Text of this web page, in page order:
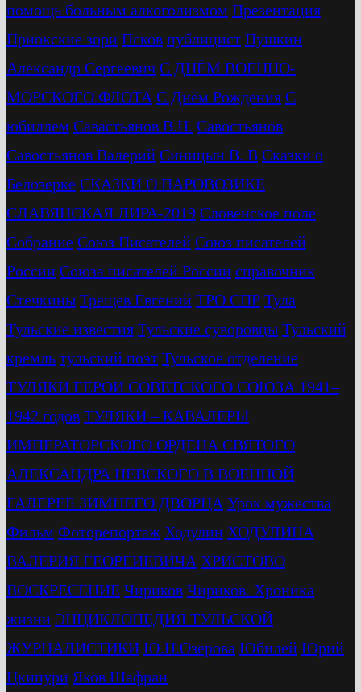
помощь больным алкоголизмом Презентация
Приокские зори Псков публицист Пушкин
Александр Сергеевич С ДНЁМ ВОЕННО-
МОРСКОГО ФЛОТА С Днём Рождения С
юбиллем Савастьянов В.Н. Савостьянов
Савостьянов Валерий Синицын В. В Сказки о
Белозерке СКАЗКИ О ПАРОВОЗИКЕ
СЛАВЯНСКАЯ ЛИРА-2019 Словенское поле
Собрание Союз Писателей Союз писателей
России Союза писателей России справочник
Стечкины Трещев Евгений ТРО СПР Тула
Тульские известия Тульские суворовцы Тульский
кремль тульский поэт Тульское отделение
ТУЛЯКИ ГЕРОИ СОВЕТСКОГО СОЮЗА 1941–
1942 годов ТУЛЯКИ – КАВАЛЕРЫ
ИМПЕРАТОРСКОГО ОРДЕНА СВЯТОГО
АЛЕКСАНДРА НЕВСКОГО В ВОЕННОЙ
ГАЛЕРЕЕ ЗИМНЕГО ДВОРЦА Урок мужества
Фильм Фоторепортаж Ходулин ХОДУЛИНА
ВАЛЕРИЯ ГЕОРГИЕВИЧА ХРИСТОВО
ВОСКРЕСЕНИЕ Чириков Чириков. Хроника
жизни ЭНЦИКЛОПЕДИЯ ТУЛЬСКОЙ
ЖУРНАЛИСТИКИ Ю.Н.Озерова Юбилей Юрий
Цкипури Яков Шафран